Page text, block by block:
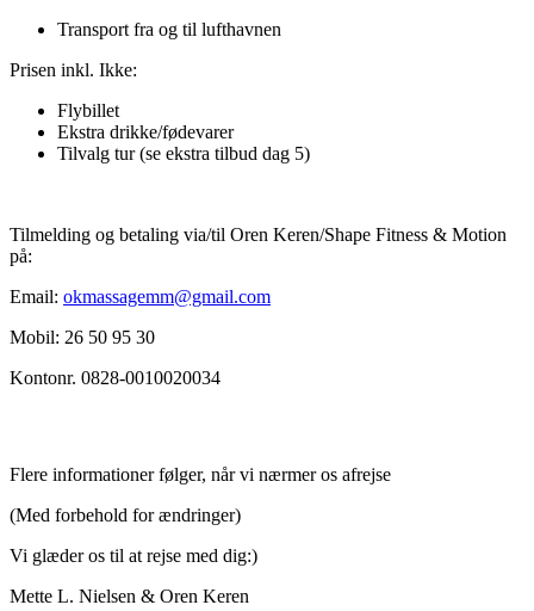
Transport fra og til lufthavnen
Prisen inkl. Ikke:
Flybillet
Ekstra drikke/fødevarer
Tilvalg tur (se ekstra tilbud dag 5)
Tilmelding og betaling via/til Oren Keren/Shape Fitness & Motion
på:
Email: okmassagemm@gmail.com
Mobil: 26 50 95 30
Kontonr. 0828-0010020034
Flere informationer følger, når vi nærmer os afrejse
(Med forbehold for ændringer)
Vi glæder os til at rejse med dig:)
Mette L. Nielsen & Oren Keren